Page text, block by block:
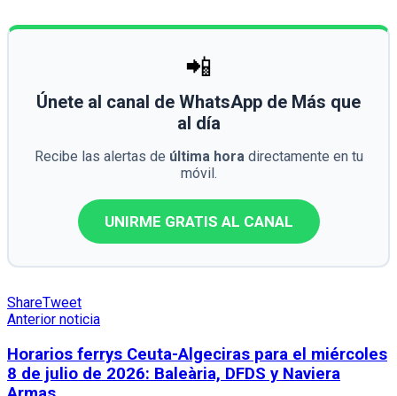
📲
Únete al canal de WhatsApp de Más que
al día
Recibe las alertas de última horadirectamente en tu
móvil.
UNIRME GRATIS AL CANAL
ShareTweet
Anterior noticia
Horarios ferrys Ceuta-Algeciras para el miércoles
8 de julio de 2026: Baleària, DFDS y Naviera